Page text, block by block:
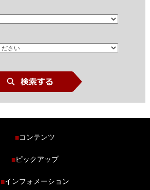
■コンテンツ
商品ラインナップ
■ピックアップ
■インフォメーション